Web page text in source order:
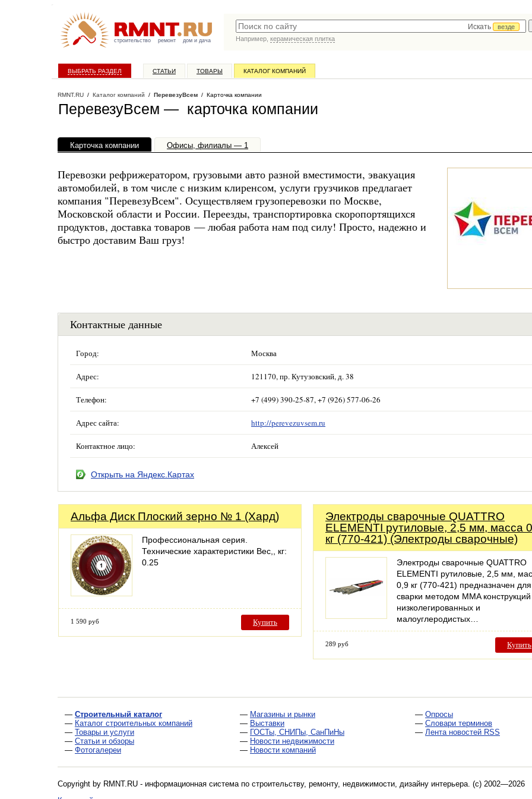
строительство ремонт дом и дача
Искать
везде
Например, керамическая плитка
ВЫБРАТЬ РАЗДЕЛ СТАТЬИ ТОВАРЫ КАТАЛОГ КОМПАНИЙ
RMNT.RU / Каталог компаний / ПеревезуВсем / Карточка компании
ПеревезуВсем — карточка компании
Карточка компании Офисы, филиалы — 1
Перевозки рефрижератором, грузовыми авто разной вместимости, эвакуация
автомобилей, в том числе с низким клиренсом, услуги грузчиков предлагает
компания "ПеревезуВсем". Осуществляем грузоперевозки по Москве,
Московской области и России. Переезды, транспортировка скоропортящихся
продуктов, доставка товаров — любая работа нам под силу! Просто, надежно и
быстро доставим Ваш груз!
Контактные данные
Город: Москва
Адрес: 121170, пр. Кутузовский, д. 38
Телефон: +7 (499) 390-25-87, +7 (926) 577-06-26
Адрес сайта: http://perevezuvsem.ru
Контактное лицо: Алексей
Открыть на Яндекс.Картах
Альфа Диск Плоский зерно № 1 (Хард)
Профессиональная серия.
Технические характеристики Вес,, кг:
0.25
1 590 руб Купить
Электроды сварочные QUATTRO
ELEMENTI рутиловые, 2,5 мм, масса
кг (770-421) (Электроды сварочные)
Электроды сварочные QUATTRO
ELEMENTI рутиловые, 2,5 мм,
0,9 кг (770-421) предназначен для
сварки методом MMA конструкций
низколегированных и
малоуглеродистых…
289 руб Купить
— Строительный каталог
— Каталог строительных компаний
— Товары и услуги
— Статьи и обзоры
— Фотогалереи
— Магазины и рынки
— Выставки
— ГОСТы, СНИПы, СанПиНы
— Новости недвижимости
— Новости компаний
— Опросы
— Словари терминов
— Лента новостей RSS
Copyright by RMNT.RU - информационная система по строительству, ремонту, недвижимости, дизайну интерьера. (c) 2002—2026